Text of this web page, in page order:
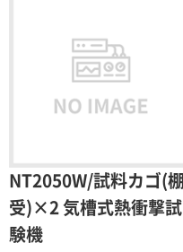
12ヶ月
NT2050W/試料カゴ(棚
受)×2 気槽式熱衝撃試
験機